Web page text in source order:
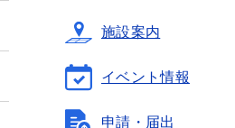
施設案内
イベント情報
申請・届出